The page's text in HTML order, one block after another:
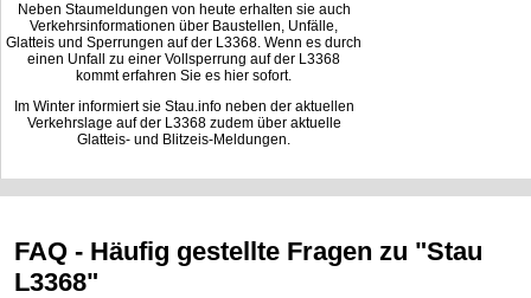
Neben Staumeldungen von heute erhalten sie auch
Verkehrsinformationen über Baustellen, Unfälle,
Glatteis und Sperrungen auf der L3368. Wenn es durch
einen Unfall zu einer Vollsperrung auf der L3368
kommt erfahren Sie es hier sofort.
Im Winter informiert sie Stau.info neben der aktuellen
Verkehrslage auf der L3368 zudem über aktuelle
Glatteis- und Blitzeis-Meldungen.
FAQ - Häufig gestellte Fragen zu "Stau
L3368"